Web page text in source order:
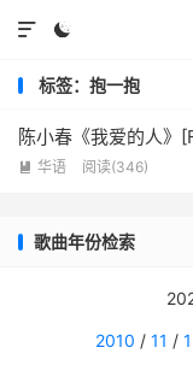


标签：抱一抱
陈小春《我爱的人
 华语 阅读(346)
歌曲年份检索
2010 / 11 /